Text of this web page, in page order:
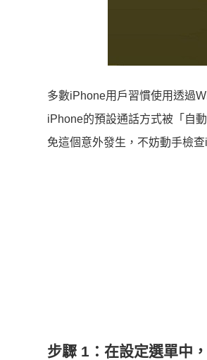
多數iPhone用戶習慣使用透過
iPhone的預設通話方式被「自
免這個意外發生，不妨動手檢
步驟 1：在設定選單中